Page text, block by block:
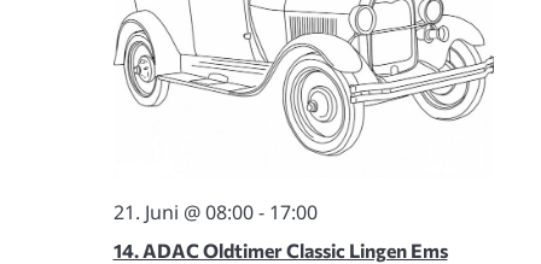
14. ADAC Oldtimer Classic Lingen Ems
21. Juni @ 08:00- 17:00